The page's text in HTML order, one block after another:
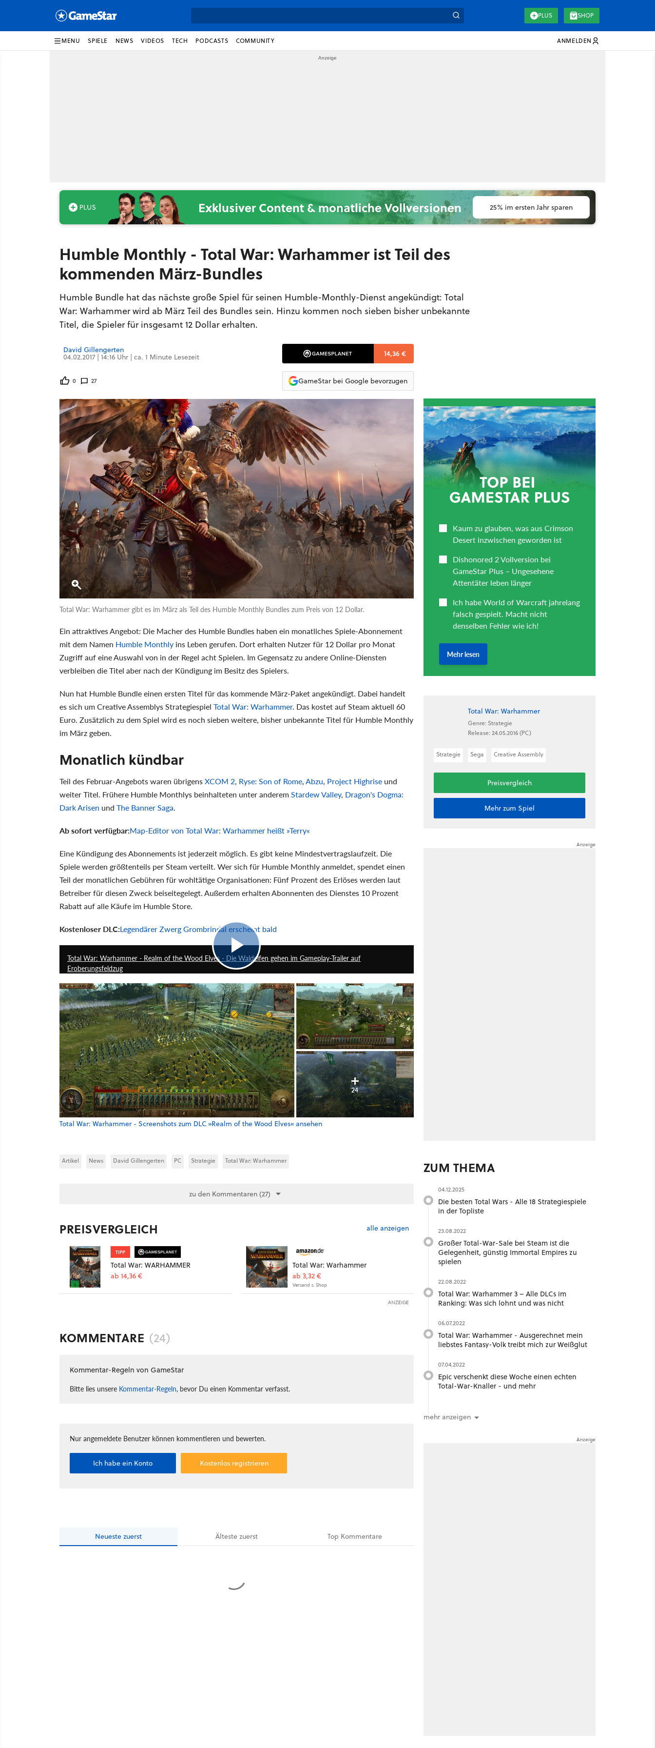
PLUS SHOP
MENU SPIELE NEWS VIDEOS TECH PODCASTS COMMUNITY ANMELDEN
Exklusiver Content & monatliche Vollversionen 25% im ersten Jahr sparen
Humble Monthly - Total War: Warhammer ist Teil des
kommenden März-Bundles
Humble Bundle hat das nächste große Spiel für seinen Humble-Monthly-Dienst angekündigt: Total
War: Warhammer wird ab März Teil des Bundles sein. Hinzu kommen noch sieben bisher unbekannte
Titel, die Spieler für insgesamt 12 Dollar erhalten.
David Gillengerten
04.02.2017 | 14:16 Uhr | ca. 1 Minute Lesezeit
0 27
14,36 €
GameStar bei Google bevorzugen
Total War: Warhammer gibt es im März als Teil des Humble Monthly Bundles zum Preis von 12 Dollar.
Ein attraktives Angebot: Die Macher des Humble Bundles haben ein monatliches Spiele-Abonnement
mit dem Namen Humble Monthly ins Leben gerufen. Dort erhalten Nutzer für 12 Dollar pro Monat
Zugriff auf eine Auswahl von in der Regel acht Spielen. Im Gegensatz zu andere Online-Diensten
verbleiben die Titel aber nach der Kündigung im Besitz des Spielers.
Nun hat Humble Bundle einen ersten Titel für das kommende März-Paket angekündigt. Dabei handelt
es sich um Creative Assemblys Strategiespiel Total War: Warhammer. Das kostet auf Steam aktuell 60
Euro. Zusätzlich zu dem Spiel wird es noch sieben weitere, bisher unbekannte Titel für Humble Monthly
im März geben.
Monatlich kündbar
Teil des Februar-Angebots waren übrigensXCOM 2, Ryse: Son of Rome,Abzu, Project Highrise und
weiter Titel. Frühere Humble Monthlys beinhalteten unter anderemStardew Valley, Dragon's Dogma:
Dark Arisen und The Banner Saga.
Ab sofort verfügbar:Map-Editor von Total War: Warhammer heißt »Terry«
Eine Kündigung des Abonnements ist jederzeit möglich. Es gibt keine Mindestvertragslaufzeit. Die
Spiele werden größtenteils per Steam verteilt. Wer sich für Humble Monthly anmeldet, spendet einen
Teil der monatlichen Gebühren für wohltätige Organisationen: Fünf Prozent des Erlöses werden laut
Betreiber für diesen Zweck beiseitegelegt. Außerdem erhalten Abonnenten des Dienstes 10 Prozent
Rabatt auf alle Käufe im Humble Store.
Kostenloser DLC:Legendärer Zwerg Grombrindal erscheint bald
Total War: Warhammer - Realm of the Wood Elves - Die Waldelfen gehen im Gameplay-Trailer auf
Eroberungsfeldzug
24
Total War: Warhammer - Screenshots zum DLC »Realm of the Wood Elves« ansehen
Artikel News David Gillengerten PC Strategie Total War: Warhammer
zu den Kommentaren (27)
PREISVERGLEICH alle anzeigen
TIPP
Total War: WARHAMMER
ab 14,36 €
Total War: Warhammer
ab 3,32 €
Versand s. Shop
ANZEIGE
KOMMENTARE (24)
Kommentar-Regeln von GameStar
Bitte lies unsere Kommentar-Regeln, bevor Du einen Kommentar verfasst.
Nur angemeldete Benutzer können kommentieren und bewerten.
Ich habe ein Konto Kostenlos registrieren
Neueste zuerst Ältestezuerst Top Kommentare
Total War: Warhammer
Genre: Strategie
Release: 24.05.2016 (PC)
Strategie Sega Creative Assembly
Preisvergleich
Mehr zum Spiel
ZUM THEMA
04.12.2025
Die besten Total Wars - Alle 18 Strategiespiele
in der Topliste
23.08.2022
Großer Total-War-Sale bei Steam ist die
Gelegenheit, günstig Immortal Empires zu
spielen
22.08.2022
Total War: Warhammer 3 – Alle DLCs im
Ranking: Was sich lohnt und was nicht
06.07.2022
Total War: Warhammer - Ausgerechnet mein
liebstes Fantasy-Volk treibt mich zur Weißglut
07.04.2022
Epic verschenkt diese Woche einen echten
Total-War-Knaller - und mehr
mehr anzeigen